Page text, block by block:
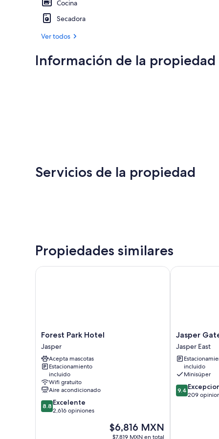
Cocina
Secadora
Ver todos
Información de la propiedad
Servicios de la propiedad
Propiedades similares
Forest
Park
Hotel
Jasper
Forest Park Hotel
Jasper
Acepta mascotas
Estacionamiento
incluido
Wifi gratuito
Aire acondicionado
8.8
de
8.8 Excelente
2,616 opiniones
El
precio
$6,816 MXN
$7,819 MXN en total
Forest Park Hotel
Jasper
Gates
Resort
and
Jasper
East
Jasper
Jasper East
incluido
Minisúper
9.4
de
9.4
209
Jasper Gates